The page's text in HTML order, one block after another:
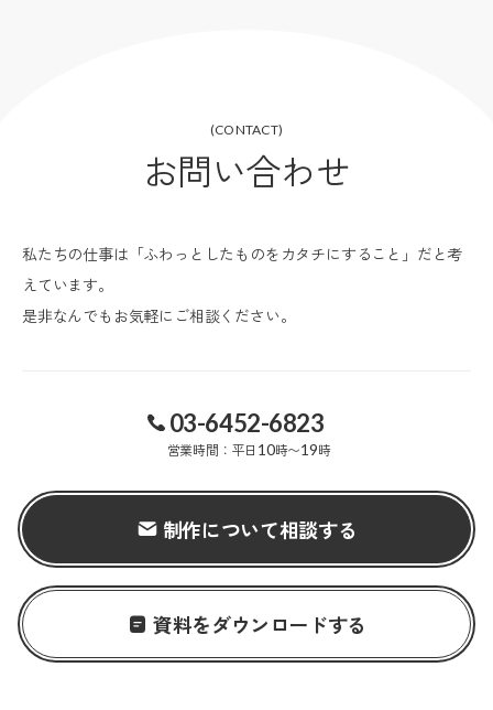
(CONTACT)
お問い合わせ
私たちの仕事は「ふわっとしたものをカタチにすること」だと考
えています。
是非なんでもお気軽にご相談ください。
03-6452-6823
営業時間：平日 10時〜19時
制作について相談する
資料をダウンロードする